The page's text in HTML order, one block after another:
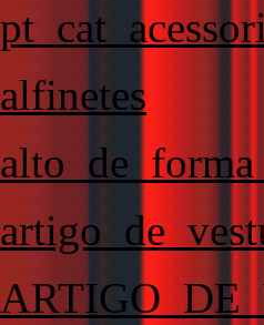
alfinetes